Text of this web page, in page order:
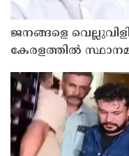
ജനങ്ങളെ
കേരളത്തില്‍